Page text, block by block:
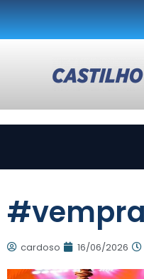
cardoso 16/06/2026